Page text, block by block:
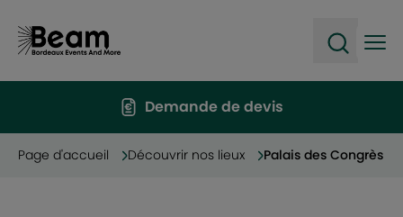
Demande de devis
Page d'accueil Découvrir nos lieux Palais des Congrès